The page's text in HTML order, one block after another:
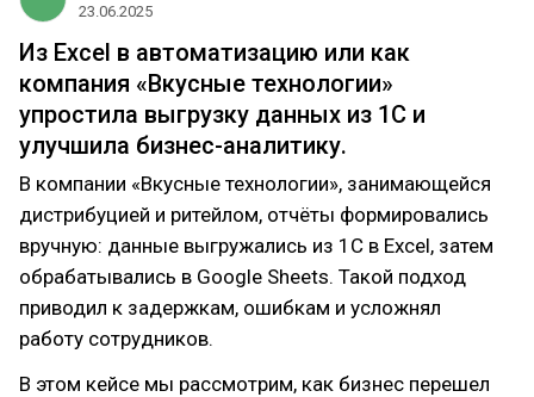
23.06.2025
Из Excel в автоматизацию или как
компания «Вкусные технологии»
упростила выгрузку данных из 1С и
улучшила бизнес-аналитику.
В компании «Вкусные технологии», занимающейся
дистрибуцией и ритейлом, отчёты формировались
вручную: данные выгружались из 1С в Excel, затем
обрабатывались в Google Sheets. Такой подход
приводил к задержкам, ошибкам и усложнял
работу сотрудников.
В этом кейсе мы рассмотрим, как бизнес перешел